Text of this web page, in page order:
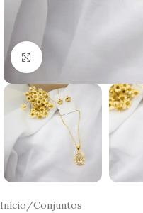
Clique para ampliar
Início/Conjuntos